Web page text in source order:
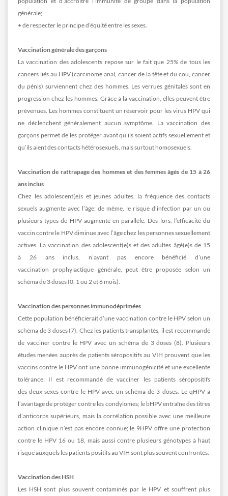
générale;
• de respecter le principe d’équité entre les sexes.
Vaccination générale des garçons
La vaccination des adolescents repose sur le fait que 25% de tous les
cancers liés au HPV (carcinome anal, cancer de la tête et du cou, cancer
du pénis) surviennent chez des hommes. Les verrues génitales sont en
progression chez les hommes. Grâce à la vaccination, elles peuvent être
prévenues. Les hommes constituent un réservoir pour les virus HPV qui
ne déclenchent généralement aucun symptôme. La vaccination des
garçons permet de les protéger avant qu’ils soient actifs sexuellement et
qu’ils aient des contacts hétérosexuels, mais surtout homosexuels.
Vaccination de rattrapage des hommes et des femmes âgés de 15 à 26
ans inclus
Chez les adolescent(e)s et jeunes adultes, la fréquence des contacts
sexuels augmente avec l’âge; de même, le risque d’infection par un ou
plusieurs types de HPV augmente en parallèle. Dès lors, l’efficacité du
vaccin contre le HPV diminue avec l’âge chez les personnes sexuellement
actives. La vaccination des adolescent(e)s et des adultes âgé(e)s de 15
à 26 ans inclus, n’ayant pas encore bénéficié d’une
vaccination prophylactique générale, peut être proposée selon un
schéma de 3 doses (0, 1 ou 2 et 6 mois).
Vaccination des personnes immunodéprimées
Cette population bénéficierait d’une vaccination contre le HPV selon un
schéma de 3 doses (7). Chez les patients transplantés, il est recommandé
de vacciner contre le HPV avec un schéma de 3 doses (8). Plusieurs
études menées auprès de patients séropositifs au VIH prouvent que les
vaccins contre le HPV ont une bonne immunogénicité et une excellente
tolérance. Il est recommandé de vacciner les patients séropositifs
des deux sexes contre le HPV avec un schéma de 3 doses. Le qHPV a
l’avantage de protéger contre les condylomes; le bHPV entraîne des titres
d’anticorps supérieurs, mais la corrélation possible avec une meilleure
action clinique n’est pas encore connue; le 9HPV offre une protection
contre le HPV 16 ou 18, mais aussi contre plusieurs génotypes à haut
risque auxquels les patients positifs au VIH sont plus souvent confrontés.
Vaccination des HSH
Les HSH sont plus souvent contaminés par le HPV et souffrent plus